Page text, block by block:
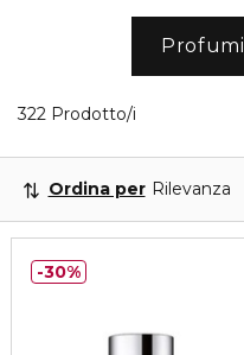
322 Prodotto/i
Ordina per Rilevanza
30%